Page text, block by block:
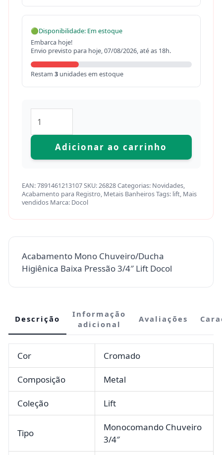
🟢Disponibilidade: Em estoque
Embarca hoje!
Envio previsto para hoje, 07/08/2026, até as 18h.
Restam 3unidades em estoque
Adicionar ao carrinho
EAN:7891461213107SKU: 26828Categorias: Novidades,
Acabamento para Registro Metais BanheirosTags: lift, Mais
vendidos Marca: Docol
Acabamento Mono Chuveiro/Ducha
Higiênica Baixa Pressão 3/4″ Lift Docol
Descrição
Informação
adicional
Avaliações
Cor Cromado
Composição Metal
Coleção Lift
Tipo
Monocomando Chuveiro
3/4″